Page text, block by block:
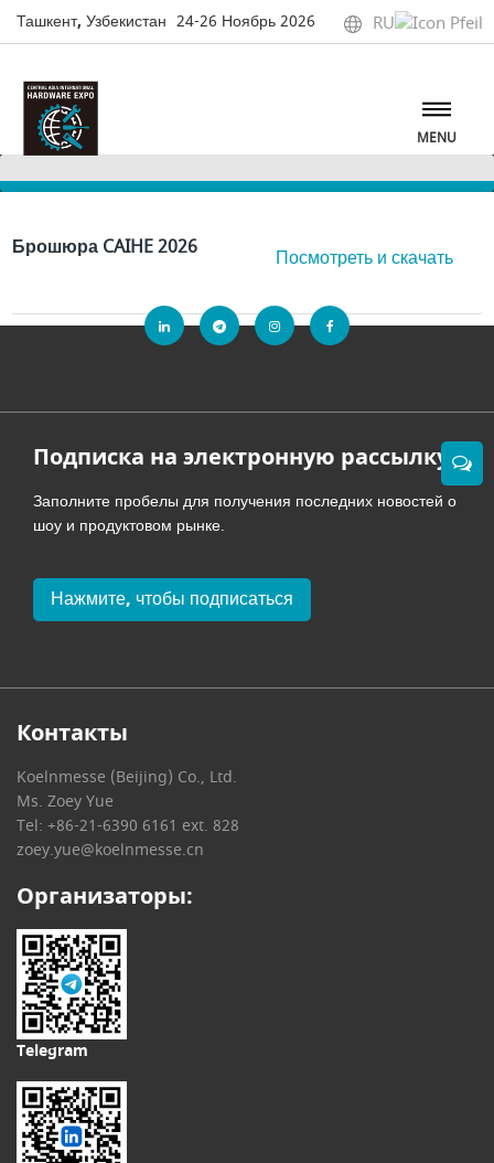
Ташкент, Узбекистан 24-26 Ноябрь 2026 RU
MENU
Посмотреть и скачать
Брошюра CAIHE 2026
Подписка на электронную рассылку
Заполните пробелы для получения последних новостей о
шоу и продуктовом рынке.
Нажмите, чтобы подписаться
Контакты
Koelnmesse (Beijing) Co., Ltd.
Ms. Zoey Yue
Tel: +86-21-6390 6161 ext. 828
zoey.yue@koelnmesse.cn
Организаторы:
Telegram